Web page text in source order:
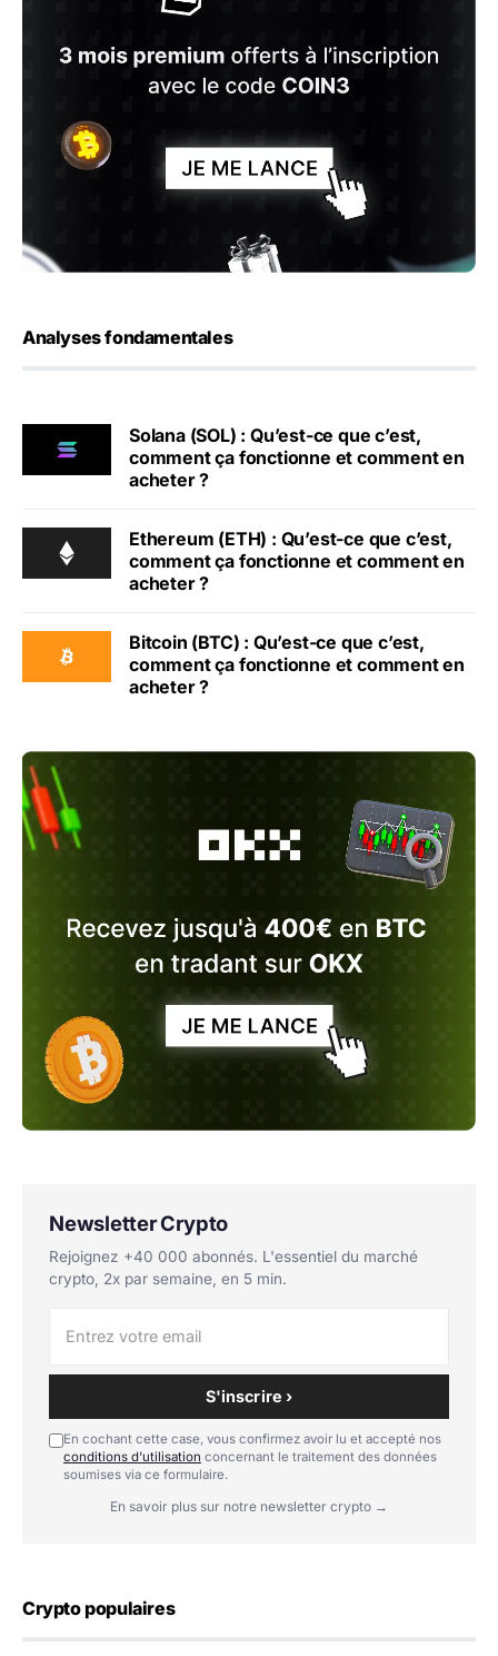
Analyses fondamentales
Solana (SOL) : Qu’est-ce que c’est,
comment ça fonctionne et comment en
acheter ?
Ethereum (ETH) : Qu’est-ce que c’est,
comment ça fonctionne et comment en
acheter ?
Bitcoin (BTC) : Qu’est-ce que c’est,
comment ça fonctionne et comment en
acheter ?
Newsletter Crypto
Rejoignez +40 000 abonnés. L'essentiel du marché
crypto, 2x par semaine, en 5 min.
S'inscrire ›
En cochant cette case, vous confirmez avoir lu et accepté nos
conditions d'utilisation concernant le traitement des données
soumises via ce formulaire.
En savoir plus sur notre newsletter crypto →
Crypto populaires